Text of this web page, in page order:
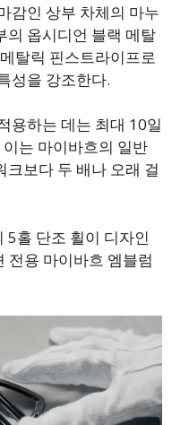
감인 상부 차체의 마누
의 옵시디언 블랙 메탈
탈릭 핀스트라이프로
성을 강조한다.
용하는 데는 최대 10일
는 마이바흐의 일반
보다 두 배나 오래 걸
5홀 단조 휠이 디자인
전용 마이바흐 엠블럼